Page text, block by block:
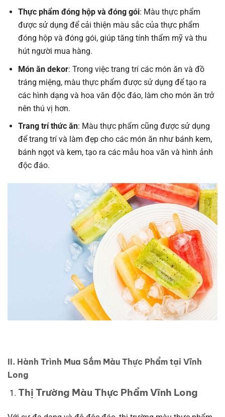
Thực phẩm đóng hộp và đóng gói: Màu thực phẩm
được sử dụng để cải thiện màu sắc của thực phẩm
đóng hộp và đóng gói, giúp tăng tính thẩm mỹ và thu
hút người mua hàng.
Món ăn dekor: Trong việc trang trí các món ăn và đồ
tráng miệng, màu thực phẩm được sử dụng để tạo ra
các hình dạng và hoa văn độc đáo, làm cho món ăn trở
nên thú vị hơn.
Trang trí thức ăn: Màu thực phẩm cũng được sử dụng
để trang trí và làm đẹp cho các món ăn như bánh kem,
bánh ngọt và kem, tạo ra các mẫu hoa văn và hình ảnh
độc đáo.
II. Hành Trình Mua Sắm Màu Thực Phẩm tại Vĩnh
Long
Thị Trường Màu Thực Phẩm Vĩnh Long